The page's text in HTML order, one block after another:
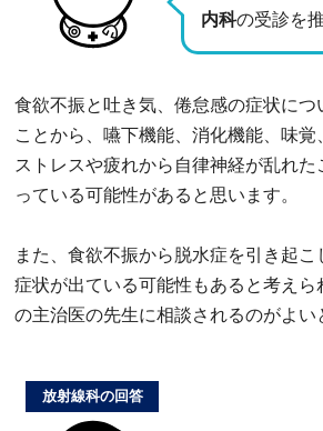
内科の受診を
食欲不振と吐き気、倦怠感の症状につ
ことから、嚥下機能、消化機能、味
ストレスや疲れから自律神経が乱れ
っている可能性があると思います。
また、食欲不振から脱水症を引き起こ
症状が出ている可能性もあると考えら
の主治医の先生に相談されるのがよい
放射線科の回答